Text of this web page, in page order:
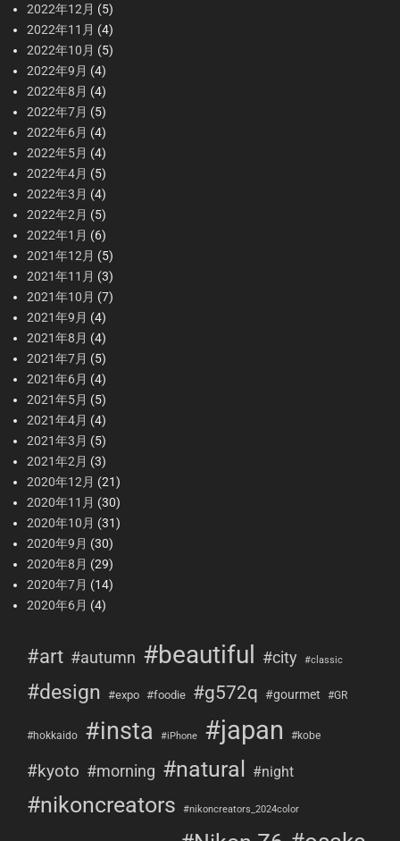
2022年12月 (5)
2022年11月 (4)
2022年10月 (5)
2022年9月 (4)
2022年8月 (4)
2022年7月 (5)
2022年6月 (4)
2022年5月 (4)
2022年4月 (5)
2022年3月 (4)
2022年2月 (5)
2022年1月 (6)
2021年12月 (5)
2021年11月 (3)
2021年10月 (7)
2021年9月 (4)
2021年8月 (4)
2021年7月 (5)
2021年6月 (4)
2021年5月 (5)
2021年4月 (4)
2021年3月 (5)
2021年2月 (3)
2020年12月 (21)
2020年11月 (30)
2020年10月 (31)
2020年9月 (30)
2020年8月 (29)
2020年7月 (14)
2020年6月 (4)
#art #autumn #beautiful #city #classic
#design #expo #foodie #g572q #gourmet #GR
#hokkaido #insta #iPhone #japan #kobe
#kyoto #morning #natural #night
#nikoncreators #nikoncreators_2024color